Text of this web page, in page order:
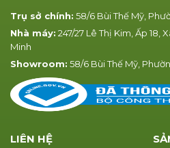
Trụ sở chính: 58/6 Bùi Thế Mỹ,
Nhà máy: 247/27 Lê Thị Kim, Ấp 18,
Minh
Showroom: 58/6 Bùi Thế Mỹ,
LIÊN HỆ